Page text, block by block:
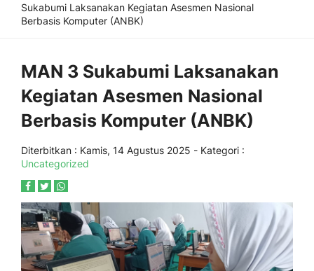
Sukabumi Laksanakan Kegiatan Asesmen Nasional
Berbasis Komputer (ANBK)
MAN 3 Sukabumi Laksanakan
Kegiatan Asesmen Nasional
Berbasis Komputer (ANBK)
Diterbitkan : Kamis, 14 Agustus 2025 - Kategori :
Uncategorized